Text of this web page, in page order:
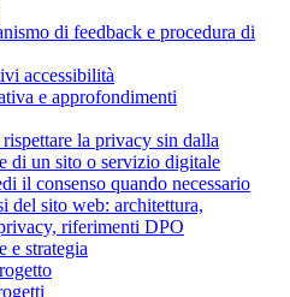
di feedback e procedura di
accessibilità
e approfondimenti
la privacy sin dalla
di un sito o servizio digitale
il consenso quando necessario
del sito web: architettura,
riferimenti DPO
e strategia